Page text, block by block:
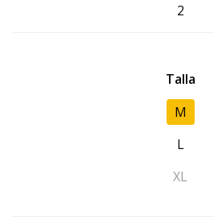
2
Talla
M
L
XL